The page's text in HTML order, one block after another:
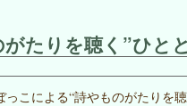
たりを聴く”ひと
こによる“詩やものがたりを